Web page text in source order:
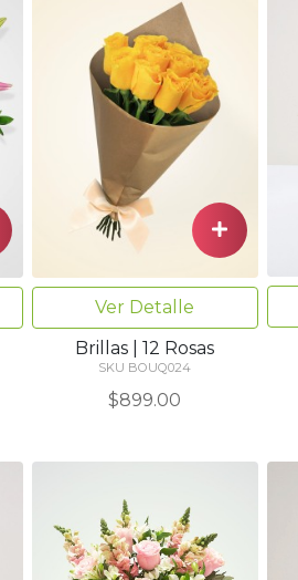
Ver Detalle
Brillas | 12 Rosas
SKU BOUQ024
$899.00